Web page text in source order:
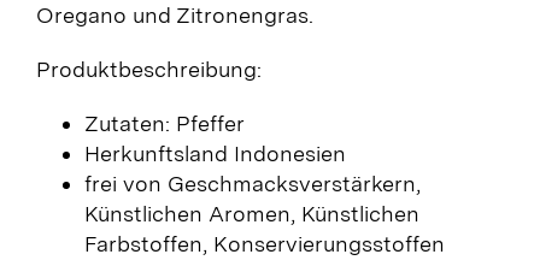
Oregano und Zitronengras.
Produktbeschreibung:
Zutaten: Pfeffer
Herkunftsland Indonesien
frei von Geschmacksverstärkern,
Künstlichen Aromen, Künstlichen
Farbstoffen, Konservierungsstoffen